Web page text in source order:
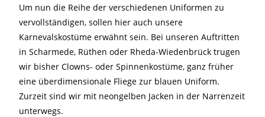
Um nun die Reihe der verschiedenen Uniformen zu
vervollständigen, sollen hier auch unsere
Karnevalskostüme erwähnt sein. Bei unseren Auftritten
in Scharmede, Rüthen oder Rheda-Wiedenbrück trugen
wir bisher Clowns- oder Spinnenkostüme, ganz früher
eine überdimensionale Fliege zur blauen Uniform.
Zurzeit sind wir mit neongelben Jacken in der Narrenzeit
unterwegs.